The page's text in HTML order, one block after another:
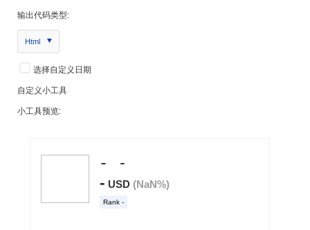
输出代码类型:
Html
选择自定义日期
自定义小工具
小工具预览: